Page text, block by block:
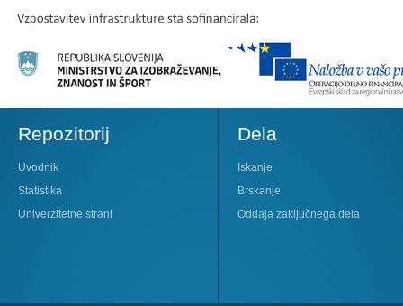
Repozitorij
Uvodnik
Statistika
Univerzitetne strani
Dela
Iskanje
Brskanje
Oddaja zaključnega dela